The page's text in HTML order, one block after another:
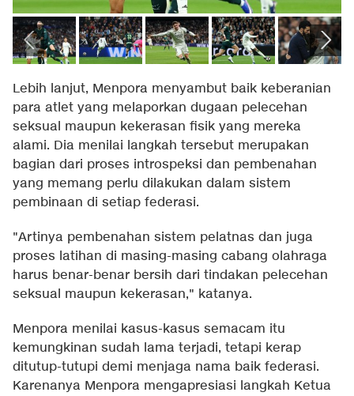
Lebih lanjut, Menpora menyambut baik keberanian
para atlet yang melaporkan dugaan pelecehan
seksual maupun kekerasan fisik yang mereka
alami. Dia menilai langkah tersebut merupakan
bagian dari proses introspeksi dan pembenahan
yang memang perlu dilakukan dalam sistem
pembinaan di setiap federasi.
"Artinya pembenahan sistem pelatnas dan juga
proses latihan di masing-masing cabang olahraga
harus benar-benar bersih dari tindakan pelecehan
seksual maupun kekerasan," katanya.
Menpora menilai kasus-kasus semacam itu
kemungkinan sudah lama terjadi, tetapi kerap
ditutup-tutupi demi menjaga nama baik federasi.
Karenanya Menpora mengapresiasi langkah Ketua